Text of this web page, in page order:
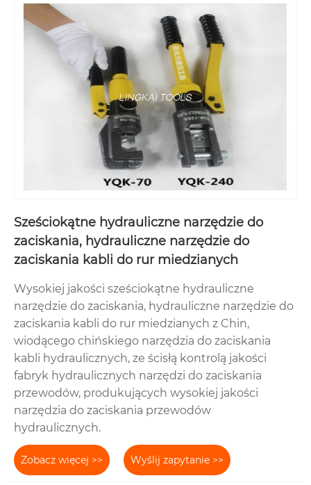
Sześciokątne hydrauliczne narzędzie do
zaciskania, hydrauliczne narzędzie do
zaciskania kabli do rur miedzianych
Wysokiej jakości sześciokątne hydrauliczne
narzędzie do zaciskania, hydrauliczne narzędzie do
zaciskania kabli do rur miedzianych z Chin,
wiodącego chińskiego narzędzia do zaciskania
kabli hydraulicznych, ze ścisłą kontrolą jakości
fabryk hydraulicznych narzędzi do zaciskania
przewodów, produkujących wysokiej jakości
narzędzia do zaciskania przewodów
hydraulicznych.
Zobacz więcej >> Wyślij zapytanie >>